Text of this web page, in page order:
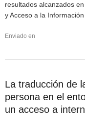
resultados alcanzados
y Acceso a la Información
Enviado en
La traducción de
persona en el
un acceso a